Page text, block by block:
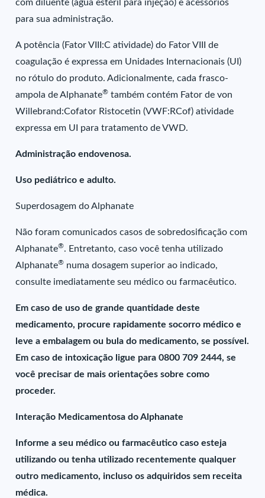
com diluente (água estéril para injeção) e acessórios
para sua administração.
A potência (Fator VIII:C atividade) do Fator VIII de
coagulação é expressa em Unidades Internacionais (UI)
no rótulo do produto. Adicionalmente, cada frasco-
ampola de Alphanate® também contém Fator de von
Willebrand:Cofator Ristocetin (VWF:RCof) atividade
expressa em UI para tratamento de VWD.
Administração endovenosa.
Uso pediátrico e adulto.
Superdosagem do Alphanate
Não foram comunicados casos de sobredosificação com
Alphanate®. Entretanto, caso você tenha utilizado
Alphanate® numa dosagem superior ao indicado,
consulte imediatamente seu médico ou farmacêutico.
Em caso de uso de grande quantidade deste
medicamento, procure rapidamente socorro médico e
leve a embalagem ou bula do medicamento, se possível.
Em caso de intoxicação ligue para 0800 709 2444, se
você precisar de mais orientações sobre como
proceder.
Interação Medicamentosa do Alphanate
Informe a seu médico ou farmacêutico caso esteja
utilizando ou tenha utilizado recentemente qualquer
outro medicamento, incluso os adquiridos sem receita
médica.